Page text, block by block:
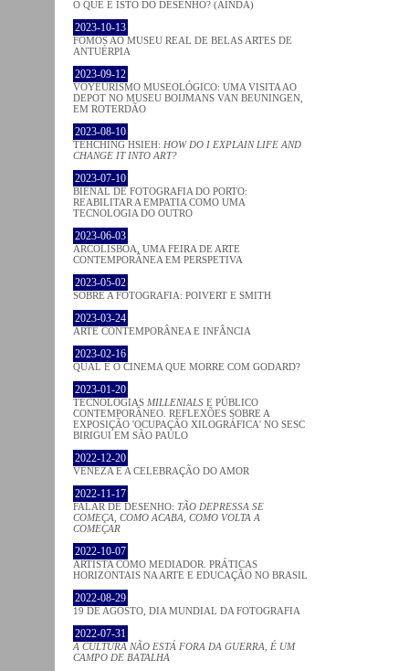
O QUE É ISTO DO DESENHO? (AINDA)
2023-10-13
FOMOS AO MUSEU REAL DE BELAS ARTES DE
ANTUÉRPIA
2023-09-12
VOYEURISMO MUSEOLÓGICO: UMA VISITA AO
DEPOT NO MUSEU BOIJMANS VAN BEUNINGEN,
EM ROTERDÃO
2023-08-10
TEHCHING HSIEH: HOW DO I EXPLAIN LIFE AND
CHANGE IT INTO ART?
2023-07-10
BIENAL DE FOTOGRAFIA DO PORTO:
REABILITAR A EMPATIA COMO UMA
TECNOLOGIA DO OUTRO
2023-06-03
ARCOLISBOA, UMA FEIRA DE ARTE
CONTEMPORÂNEA EM PERSPETIVA
2023-05-02
SOBRE A FOTOGRAFIA: POIVERT E SMITH
2023-03-24
ARTE CONTEMPORÂNEA E INFÂNCIA
2023-02-16
QUAL É O CINEMA QUE MORRE COM GODARD?
2023-01-20
TECNOLOGIAS MILLENIALS E PÚBLICO
CONTEMPORÂNEO. REFLEXÕES SOBRE A
EXPOSIÇÃO 'OCUPAÇÃO XILOGRÁFICA' NO SESC
BIRIGUI EM SÃO PAULO
2022-12-20
VENEZA E A CELEBRAÇÃO DO AMOR
2022-11-17
FALAR DE DESENHO: TÃO DEPRESSA SE
COMEÇA, COMO ACABA, COMO VOLTA A
COMEÇAR
2022-10-07
ARTISTA COMO MEDIADOR. PRÁTICAS
HORIZONTAIS NA ARTE E EDUCAÇÃO NO BRASIL
2022-08-29
19 DE AGOSTO, DIA MUNDIAL DA FOTOGRAFIA
2022-07-31
A CULTURA NÃO ESTÁ FORA DA GUERRA, É UM
CAMPO DE BATALHA